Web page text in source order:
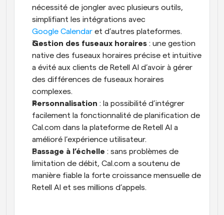
nécessité de jongler avec plusieurs outils,
Google Calendar et d’autres plateformes.
Gestion des fuseaux horaires : une gestion
native des fuseaux horaires précise et intuitive
a évité aux clients de Retell AI d’avoir à gérer
des différences de fuseaux horaires
complexes.
Personnalisation : la possibilité d’intégrer
facilement la fonctionnalité de planification de
Cal.com dans la plateforme de Retell AI a
amélioré l’expérience utilisateur.
Passage à l’échelle : sans problèmes de
limitation de débit, Cal.com a soutenu de
manière fiable la forte croissance mensuelle de
Retell AI et ses millions d’appels.